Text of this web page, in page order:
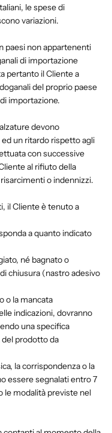
le spese di
variazioni.
paesi non appartenenti
di importazione
pertanto il Cliente a
del proprio paese
importazione.
devono
un ritardo rispetto agli
con successive
al rifiuto della
o indennizzi.
il Cliente è tenuto a
a quanto indicato
né bagnato o
chiusura (nastro adesivo
o la mancata
indicazioni, dovranno
una specifica
prodotto da
la corrispondenza o la
essere segnalati entro 7
le modalità previste nel